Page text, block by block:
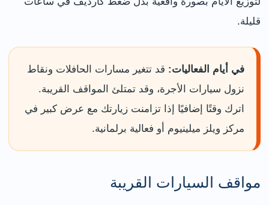
قليلة.
في أيام الفعاليات: قد تتغير مسارات الحافلات ونقاط
نزول سيارات الأجرة، وقد تمتلئ المواقف القريبة.
اترك وقتًا إضافيًا إذا تزامنت زيارتك مع عرض كبير في
مركز ويلز ميلينيوم أو فعالية برلمانية.
مواقف السيارات القريبة